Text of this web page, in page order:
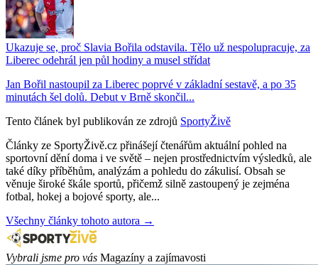
Ukazuje se, proč Slavia Bořila odstavila. Tělo už nespolupracuje, za
Liberec odehrál jen půl hodiny a musel střídat
Jan Bořil nastoupil za Liberec poprvé v základní sestavě, a po 35
minutách šel dolů. Debut v Brně skončil...
Tento článek byl publikován ze zdrojů SportyŽivě
Články ze SportyŽivě.cz přinášejí čtenářům aktuální pohled na
sportovní dění doma i ve světě – nejen prostřednictvím výsledků, ale
také díky příběhům, analýzám a pohledu do zákulisí. Obsah se
věnuje široké škále sportů, přičemž silně zastoupený je zejména
fotbal, hokej a bojové sporty, ale...
Všechny články tohoto autora →
Vybrali jsme pro vás Magazíny a zajímavosti